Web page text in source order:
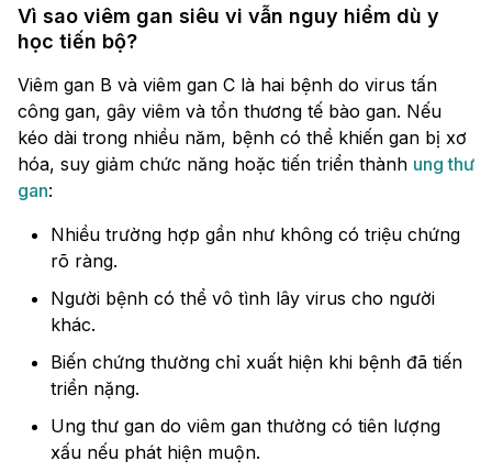
Vì sao viêm gan siêu vi vẫn nguy hiểm dù y
học tiến bộ?
Viêm gan B và viêm gan C là hai bệnh do virus tấn
công gan, gây viêm và tổn thương tế bào gan. Nếu
kéo dài trong nhiều năm, bệnh có thể khiến gan bị xơ
hóa, suy giảm chức năng hoặc tiến triển thành ung thư
gan:
Nhiều trường hợp gần như không có triệu chứng
rõ ràng.
Người bệnh có thể vô tình lây virus cho người
khác.
Biến chứng thường chỉ xuất hiện khi bệnh đã tiến
triển nặng.
Ung thư gan do viêm gan thường có tiên lượng
xấu nếu phát hiện muộn.